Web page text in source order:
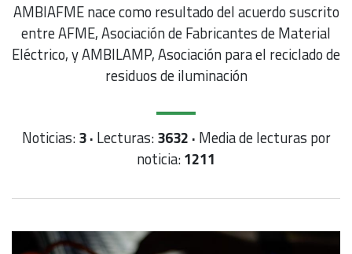
AMBIAFME nace como resultado del acuerdo suscrito
entre AFME, Asociación de Fabricantes de Material
Eléctrico, y AMBILAMP, Asociación para el reciclado de
residuos de iluminación
Noticias:3 · Lecturas:3632 · Media de lecturas por
noticia:1211